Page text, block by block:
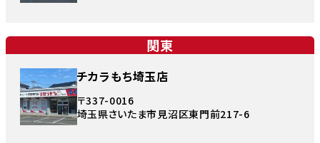
関東
チカラもち埼玉店
〒337-0016
埼玉県さいたま市見沼区東門前217-6